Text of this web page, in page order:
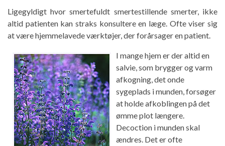
Ligegyldigt hvor smertefuldt smertestillende smerter, ikke
altid patienten kan straks konsultere en læge. Ofte viser sig
at være hjemmelavede værktøjer, der forårsager en patient.
I mange hjem er der altid en
salvie, som brygger og varm
afkogning, det onde
sygeplads i munden, forsøger
at holde afkoblingen på det
ømme plot længere.
Decoction i munden skal
ændres. Det er ofte